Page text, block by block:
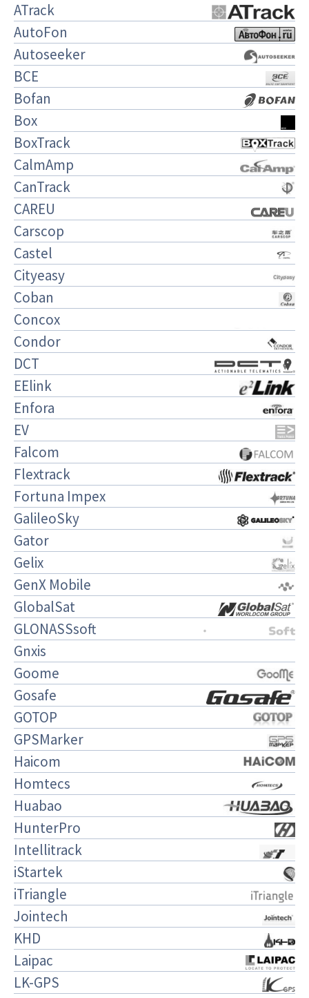
ATrack
AutoFon
Autoseeker
BCE
Bofan
Box
BoxTrack
CalmAmp
CanTrack
CAREU
Carscop
Castel
Cityeasy
Coban
Concox
Condor
DCT
EElink
Enfora
EV
Falcom
Flextrack
Fortuna Impex
GalileoSky
Gator
Gelix
GenX Mobile
GlobalSat
GLONASSsoft
Gnxis
Goome
Gosafe
GOTOP
GPSMarker
Haicom
Homtecs
Huabao
HunterPro
Intellitrack
iStartek
iTriangle
Jointech
KHD
Laipac
LK-GPS